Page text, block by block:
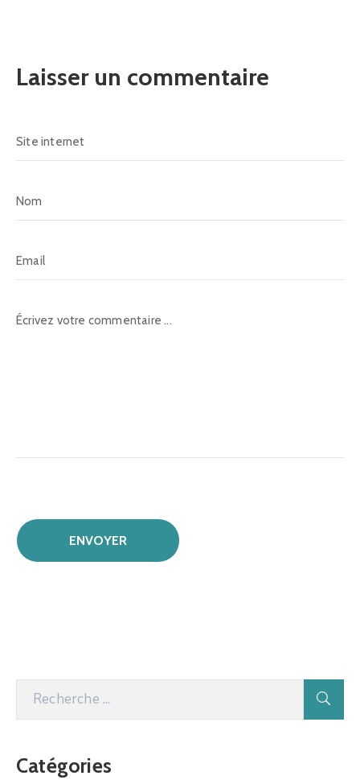
Laisser un commentaire
Catégories